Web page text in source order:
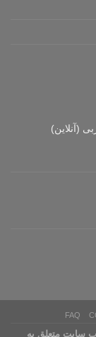
(آنلاین)
FAQ
سایت متعلق به